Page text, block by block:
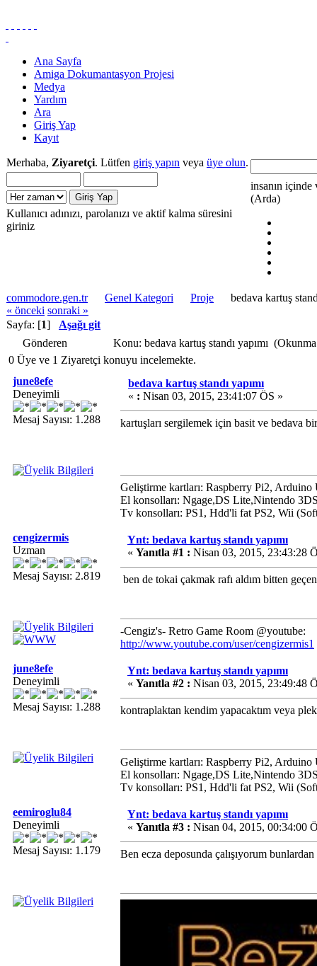
Ana Sayfa
Amiga Dokumantasyon Projesi
Medya
Yardım
Ara
Giriş Yap
Kayıt
Merhaba, Ziyaretçi. Lütfen giriş yapın veya üye olun.
Kullanıcı adınızı, parolanızı ve aktif kalma süresini
giriniz
insanın içinde
(Arda)
commodore.gen.tr Genel Kategori Proje
bedava kartuş
« önceki sonraki »
Sayfa: [1] Aşağı git
Gönderen
Konu: bedava kartuş standı yapımı (Okunma
0 Üye ve 1 Ziyaretçi konuyu incelemekte.
june8efe
Deneyimli
Mesaj Sayısı: 1.288
bedava kartuş standı yapımı
« : Nisan 03, 2015, 23:41:07 ÖS »
kartuşları sergilemek için basit ve bedava
Geliştirme kartları: Raspberry Pi2, Arduino
El konsolları: Ngage,DS Lite,Nintendo
Tv konsolları: PS1, Hdd'li fat PS2, Wii
cengizermis
Uzman
Mesaj Sayısı: 2.819
Ynt: bedava kartuş standı yapımı
« Yanıtla #1 : Nisan 03, 2015, 23:43:28
ben de tokai çakmak rafı aldım bitten
-Cengiz's- Retro Game Room @youtube:
http://www.youtube.com/user/cengizermis1
june8efe
Deneyimli
Mesaj Sayısı: 1.288
Ynt: bedava kartuş standı yapımı
« Yanıtla #2 : Nisan 03, 2015, 23:49:48
kontraplaktan kendim yapacaktım veya
Geliştirme kartları: Raspberry Pi2, Arduino
El konsolları: Ngage,DS Lite,Nintendo
Tv konsolları: PS1, Hdd'li fat PS2, Wii
eemiroglu84
Deneyimli
Mesaj Sayısı: 1.179
Ynt: bedava kartuş standı yapımı
« Yanıtla #3 : Nisan 04, 2015, 00:34:00
Ben ecza deposunda çalışıyorum